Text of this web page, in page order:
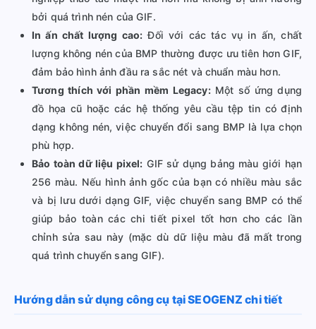
bởi quá trình nén của GIF.
In ấn chất lượng cao: Đối với các tác vụ in ấn, chất
lượng không nén của BMP thường được ưu tiên hơn GIF,
đảm bảo hình ảnh đầu ra sắc nét và chuẩn màu hơn.
Tương thích với phần mềm Legacy:Một số ứng dụng
đồ họa cũ hoặc các hệ thống yêu cầu tệp tin có định
dạng không nén, việc chuyển đổi sang BMP là lựa chọn
phù hợp.
Bảo toàn dữ liệu pixel: GIF sử dụng bảng màu giới hạn
256 màu. Nếu hình ảnh gốc của bạn có nhiều màu sắc
và bị lưu dưới dạng GIF, việc chuyển sang BMP có thể
giúp bảo toàn các chi tiết pixel tốt hơn cho các lần
chỉnh sửa sau này (mặc dù dữ liệu màu đã mất trong
quá trình chuyển sang GIF).
Hướng dẫn sử dụng công cụ tại SEOGENZ chi tiết